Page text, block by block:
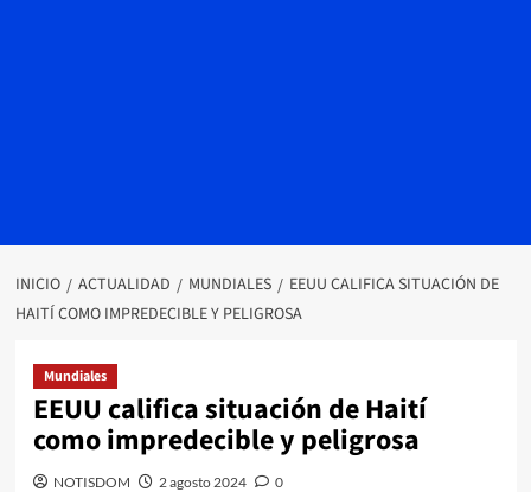
INICIO ACTUALIDAD MUNDIALES
EEUU CALIFICA SITUACIÓN DE
HAITÍ COMO IMPREDECIBLE Y PELIGROSA
Mundiales
EEUU califica situación de Haití
como impredecible y peligrosa
NOTISDOM 2 agosto 2024 0